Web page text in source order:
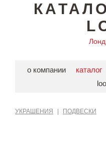
о компании каталог
УКРАШЕНИЯ ПОДВЕСКИ